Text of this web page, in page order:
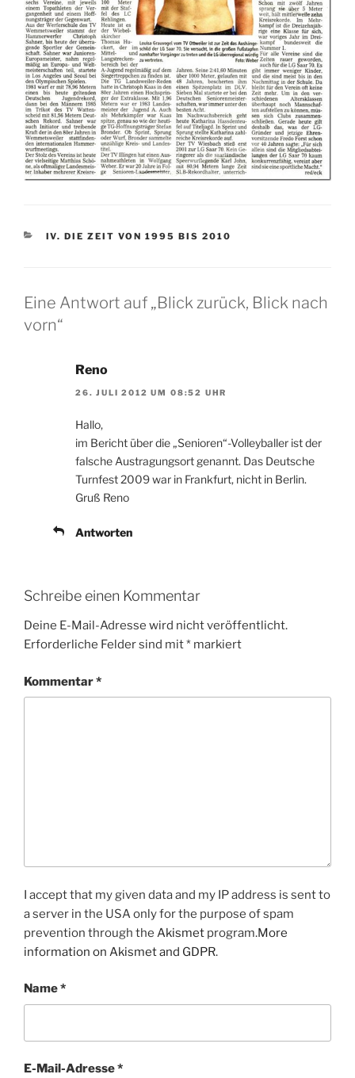
KATEGORIEN
IV. DIE ZEIT VON 1995 BIS 2010
Eine Antwort auf „Blick zurück, Blick nach
vorn“
Reno
26. JULI 2012 UM 08:52 UHR
Hallo,
im Bericht über die „Senioren“-Volleyballer ist der
falsche Austragungsort genannt. Das Deutsche
Turnfest 2009 war in Frankfurt, nicht in Berlin.
Gruß Reno
Antworten
Schreibe einen Kommentar
Deine E-Mail-Adresse wird nicht veröffentlicht.
Erforderliche Felder sind mit* markiert
Kommentar*
I accept that my given data and my IP address is sent to
a server in the USA only for the purpose of spam
prevention through the Akismet program.More
information on Akismet and GDPR.
Name*
E-Mail-Adresse*